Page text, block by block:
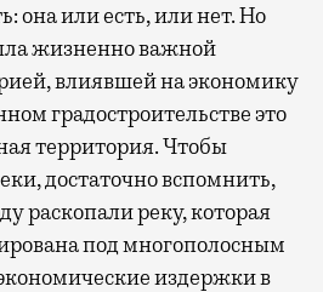
она или есть, или нет. Но
жизненно важной
влиявшей на экономику
градостроительстве это
территория. Чтобы
достаточно вспомнить,
раскопали реку, которая
под многополосным
издержки в